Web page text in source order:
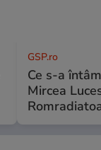
GSP.ro
Ce s-a
Mircea